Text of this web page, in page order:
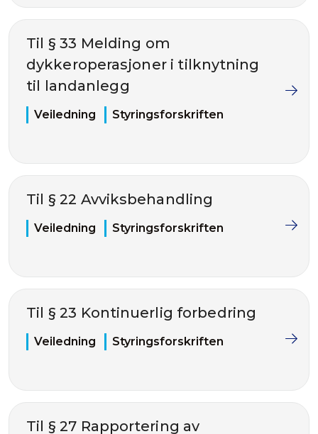
Til § 33 Melding om
dykkeroperasjoner i tilknytning
til landanlegg
Veiledning Styringsforskriften
Til § 22 Avviksbehandling
Veiledning Styringsforskriften
Til § 23 Kontinuerlig forbedring
Veiledning Styringsforskriften
Til § 27 Rapportering av